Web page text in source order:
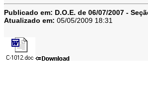
Publicado em: D.O.E. de 06/07/2007 -
Atualizado em: 05/05/2009 18:31